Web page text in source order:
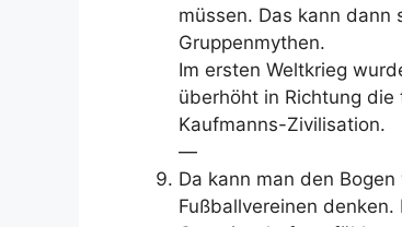
müssen. Das kann
Gruppenmythen.
Im ersten Weltkrieg
überhöht in Richtung
Kaufmanns-Zivilisation.
—
Da kann man den
Fußballvereinen